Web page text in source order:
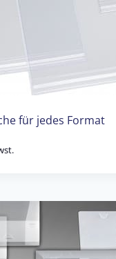
für jedes Format